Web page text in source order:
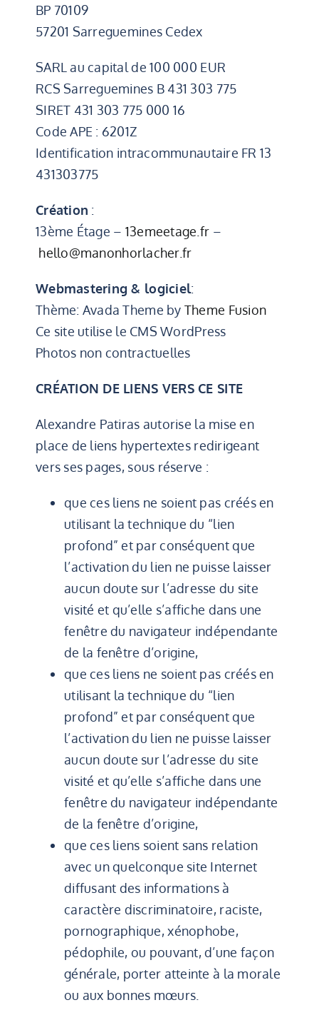
BP 70109
57201 Sarreguemines Cedex
SARL au capital de 100 000 EUR
RCS Sarreguemines B 431 303 775
SIRET 431 303 775 000 16
Code APE : 6201Z
Identification intracommunautaire FR 13
431303775
Création :
13ème Étage – 13emeetage.fr –
hello@manonhorlacher.fr
Webmastering & logiciel:
Thème: Avada Theme by Theme Fusion
Ce site utilise le CMS WordPress
Photos non contractuelles
CRÉATION DE LIENS VERS CE SITE
Alexandre Patiras autorise la mise en
place de liens hypertextes redirigeant
vers ses pages, sous réserve :
que ces liens ne soient pas créés en
utilisant la technique du “lien
profond” et par conséquent que
l’activation du lien ne puisse laisser
aucun doute sur l’adresse du site
visité et qu’elle s’affiche dans une
fenêtre du navigateur indépendante
de la fenêtre d’origine,
que ces liens ne soient pas créés en
utilisant la technique du “lien
profond” et par conséquent que
l’activation du lien ne puisse laisser
aucun doute sur l’adresse du site
visité et qu’elle s’affiche dans une
fenêtre du navigateur indépendante
de la fenêtre d’origine,
que ces liens soient sans relation
avec un quelconque site Internet
diffusant des informations à
caractère discriminatoire, raciste,
pornographique, xénophobe,
pédophile, ou pouvant, d’une façon
générale, porter atteinte à la morale
ou aux bonnes mœurs.